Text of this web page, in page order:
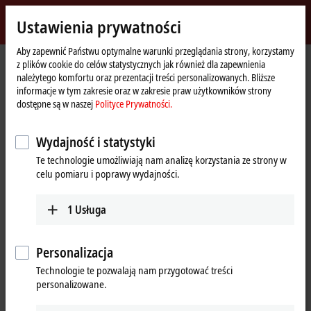
Beckhoff
-
New
Automation
Technology
Strona
główna
Products I/O
EtherCAT Terminals
ELMxxxx | Measurement technology
ELMxxxx | EtherCAT measurement
terminals
Precise, fast and robust terminals for DAQ
applications
The ELMxxxx EtherCAT measuring terminals are designed for versatile
Ustawienia prywatności
Aby zapewnić Państwu optymalne warunki przeglądania strony, korzystamy
z plików cookie do celów statystycznych jak również dla zapewnienia
należytego komfortu oraz prezentacji treści personalizowanych. Bliższe
informacje w tym zakresie oraz w zakresie praw użytkowników strony
dostępne są w naszej Polityce Prywatności.
Wydajność i statystyki
Te technologie umożliwiają nam analizę korzystania ze strony w
celu pomiaru i poprawy wydajności.
1 Usługa
Personalizacja
Technologie te pozwalają nam przygotować treści
personalizowane.